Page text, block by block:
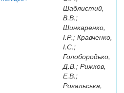
Шаблистий,
В.В.;
Шинкаренко,
І.Р.; Кравченко,
І.С.;
Голобородько,
Д.В.; Рижков,
Е.В.;
Рогальська,